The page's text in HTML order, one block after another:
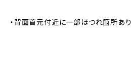
・背面首元付近に一部ほつれ箇所あり